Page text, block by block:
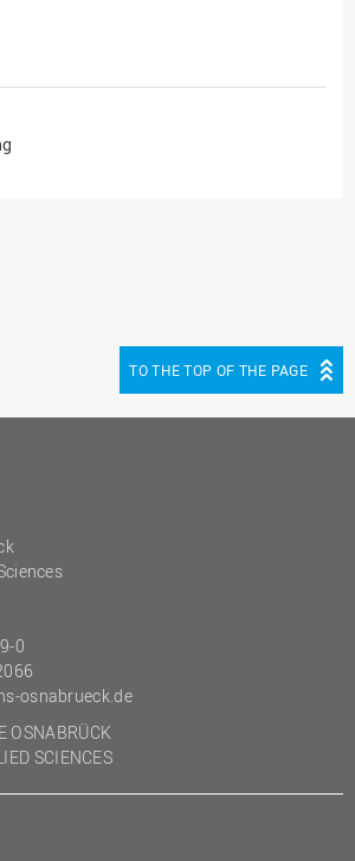
TO THE TOP OF THE PAGE
0
osnabrueck.de
OSNABRÜCK
SCIENCES